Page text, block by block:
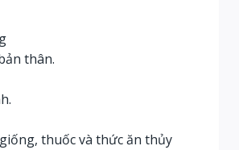
thân.
thuốc và thức ăn thủy